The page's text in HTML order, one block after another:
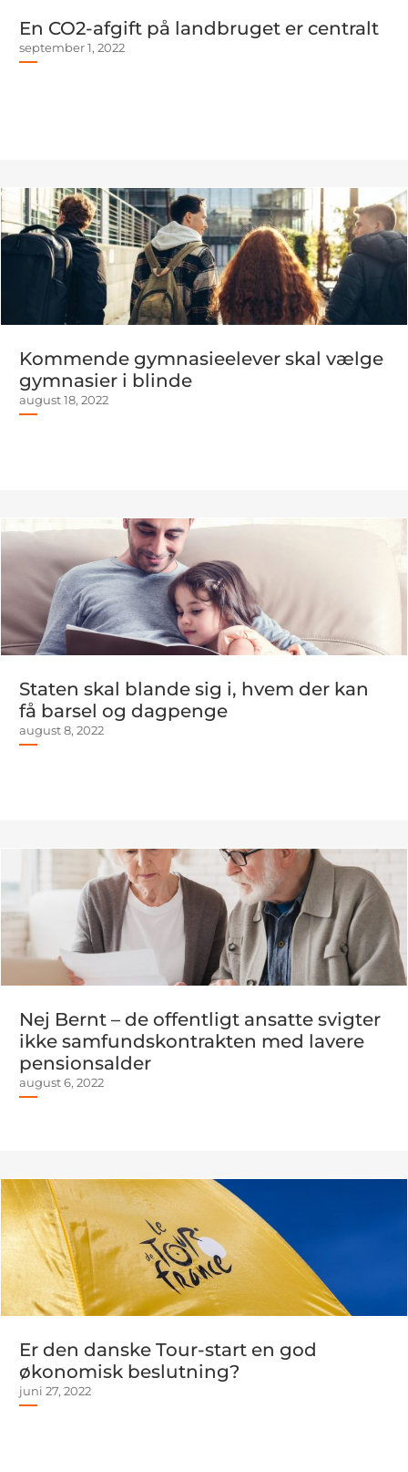
En CO2-afgift på landbruget er centralt
september 1, 2022
Kommende gymnasieelever skal vælge
gymnasier i blinde
august 18, 2022
Staten skal blande sig i, hvem der kan
få barsel og dagpenge
august 8, 2022
Nej Bernt – de offentligt ansatte svigter
ikke samfundskontrakten med lavere
pensionsalder
august 6, 2022
Er den danske Tour-start en god
økonomisk beslutning?
juni 27, 2022